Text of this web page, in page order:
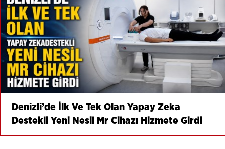
Denizli’de İlk Ve Tek Olan Yapay Zeka
Destekli Yeni Nesil Mr Cihazı Hizmete Girdi